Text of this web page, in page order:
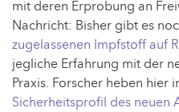
mit deren Erprobung an
Nachricht: Bisher gibt es
zugelassenen Impfstoff auf
jegliche Erfahrung mit der
Praxis. Forscher heben hier
Sicherheitsprofil des neuen